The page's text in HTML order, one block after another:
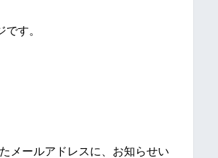
す。
メールアドレスに、お知らせい